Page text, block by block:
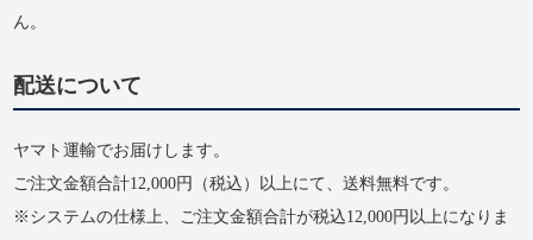
ん。
配送について
ヤマト運輸でお届けします。
ご注文金額合計12,000円（税込）以上にて、送料無料です。
※システムの仕様上、ご注文金額合計が税込12,000円以上になりま